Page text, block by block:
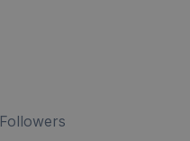
Followers